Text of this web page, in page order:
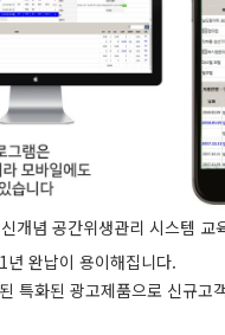
개념 공간위생관리 시스템 교
년 완납이 용이해집니다.
특화된 광고제품으로 신규고